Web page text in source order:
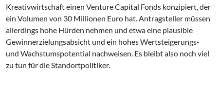
Kreativwirtschaft einen Venture Capital Fonds konzipiert, der
ein Volumen von 30 Millionen Euro hat. Antragsteller müssen
allerdings hohe Hürden nehmen und etwa eine plausible
Gewinnerzielungsabsicht und ein hohes Wertsteigerungs-
und Wachstumspotential nachweisen. Es bleibt also noch viel
zu tun für die Standortpolitiker.